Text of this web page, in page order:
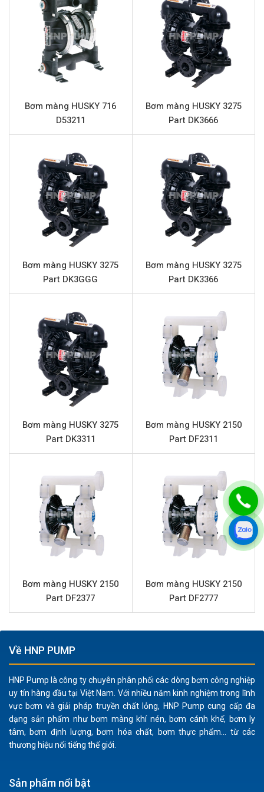
đáp ứng yêu cầu khắt khe của nhiều ngành sản xuất.
Thông số kỹ thuật HUSKY 2150 Part
DF29GG
Tên sản phẩm
Bơm màng HUSKY 2150 Part DF29GG
Bơm màng khí nén
Thương hiệu
HUSKY
Chất liệu thân bơm
Nhựa Polypropylene
Lưu lượng tối đa
Áp lực tối đa
Đường cấp khí
1/2” (Kết nối ren)
Đầu hút và đẩy
2″ (Kết nối mặt bích)
Vật liệu màng
Vật liệu đế bi
Nhựa Polypropylene
Chất rắn qua bơm tối đa
Đặc điểm nổi bật HUSKY 2150 Part
DF29GG
Bơm màng HUSKY
nghiệp đánh giá cao nhờ những đặc tính vượt trội, tối ưu
hóa hiệu quả vận hành và tuổi thọ sản phẩm:
nhựa Polypropylene kết hợp với màng và bi bằng
Geolast mang lại khả năng kháng ăn mòn tuyệt vời,
phù hợp cho việc bơm nhiều loại hóa chất mạnh.
Độ bền và ổn định:
Phần trung tâm bằng nhôm gia
tăng độ chắc chắn, đảm bảo bơm hoạt động bền bỉ
trong môi trường công nghiệp liên tục và áp lực cao.
có kích thước lên đến 6.3 mm, bơm dễ dàng vận
chuyển các chất lỏng có độ nhớt cao, chứa hạt rắn,
2150 Part DF29GG không sinh nhiệt, không có động
cơ điện, giảm thiểu rủi ro cháy nổ khi bơm các chất
lỏng dễ bay hơi hoặc dễ cháy.
Dễ dàng bảo trì:Thiết kế đơn giản, ít chi tiết chuyển
động, giúp việc kiểm tra và thay thế linh kiện trở nên
nhanh chóng, tiết kiệm thời gian và chi phí bảo
dưỡng.
Bơm màng HUSKY 716
D53211
Bơm màng HUSKY 3275
Part DK3666
Bơm màng HUSKY 3275
Part DK3GGG
Bơm màng HUSKY 3275
Part DK3366
Bơm màng HUSKY 3275
Part DK3311
Bơm màng HUSKY 2150
Part DF2311
Bơm màng HUSKY 2150
Part DF2377
Bơm màng HUSKY 2150
Part DF2777
Về HNP PUMP
HNP Pump là công ty chuyên phân phối các dòng bơm công nghiệp
uy tín hàng đầu tại Việt Nam. Với nhiều năm kinh nghiệm trong lĩnh
vực bơm và giải pháp truyền chất lỏng, HNP Pump cung cấp đa
dạng sản phẩm như bơm màng khí nén, bơm cánh khế, bơm ly
tâm, bơm định lượng, bơm hóa chất, bơm thực phẩm... từ các
thương hiệu nổi tiếng thế giới.
Sản phẩm nổi bật